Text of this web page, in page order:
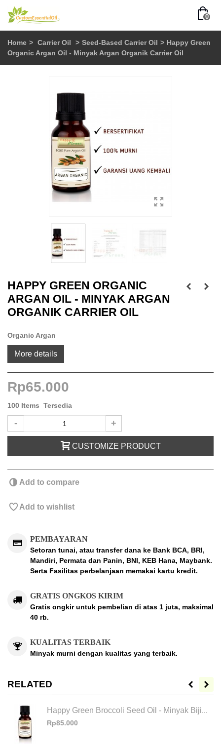
0
Home > Carrier Oil > Seed-Based Carrier Oil > Happy Green
Organic Argan Oil - Minyak Argan Organik Carrier Oil
HAPPY GREEN ORGANIC
ARGAN OIL - MINYAK ARGAN
ORGANIK CARRIER OIL
Organic Argan
More details
Rp65.000
100 Items Tersedia
- +
CUSTOMIZE PRODUCT
Add to compare
Add to wishlist
PEMBAYARAN
Setoran tunai, atau transfer dana ke Bank BCA, BRI,
Mandiri, Permata dan Panin, BNI, KEB Hana, Maybank.
Serta Fasilitas perbelanjaan memakai kartu kredit.
GRATIS ONGKOS KIRIM
Gratis ongkir untuk pembelian di atas 1 juta, maksimal
40 rb.
KUALITAS TERBAIK
Minyak murni dengan kualitas yang terbaik.
RELATED
Happy Green Broccoli Seed Oil - Minyak Biji...
Rp85.000